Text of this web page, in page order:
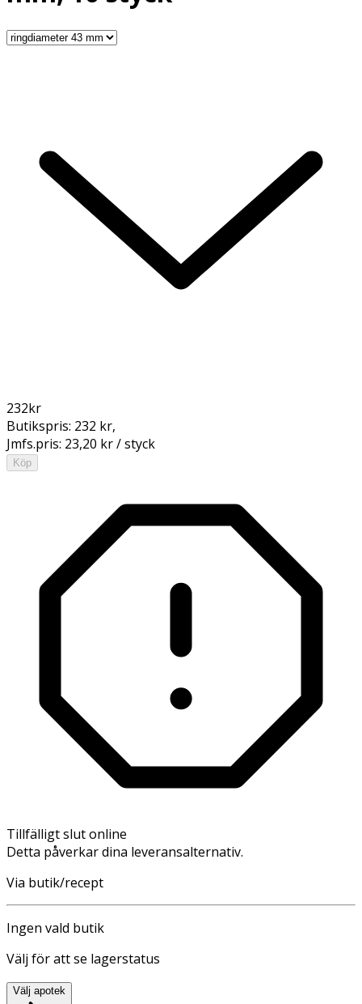
232kr
Butikspris: 232 kr,
Jmfs.pris: 23,20 kr / styck
Köp
Tillfälligt slut online
Detta påverkar dina leveransalternativ.
Via butik/recept
Ingen vald butik
Välj för att se lagerstatus
Välj apotek